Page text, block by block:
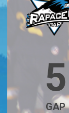
5
GAP